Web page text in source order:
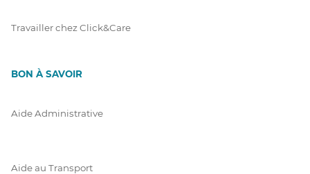
Travailler chez Click&Care
BON À SAVOIR
Aide Administrative
Aide au Transport